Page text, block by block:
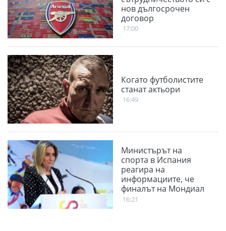
нов дългосрочен
договор
17:00
Когато футболистите
станат актьори
16:49
Министърът на
спорта в Испания
реагира на
информациите, че
финалът на Мондиал
2030 може да е в
16:21